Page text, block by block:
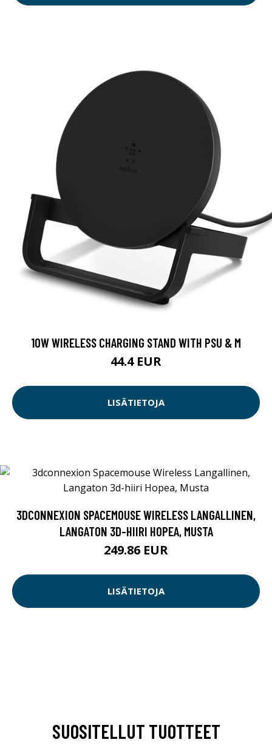
10W WIRELESS CHARGING STAND WITH PSU & M
44.4 EUR
LISÄTIETOJA
3DCONNEXION SPACEMOUSE WIRELESS LANGALLINEN,
LANGATON 3D-HIIRI HOPEA, MUSTA
249.86 EUR
LISÄTIETOJA
SUOSITELLUT TUOTTEET